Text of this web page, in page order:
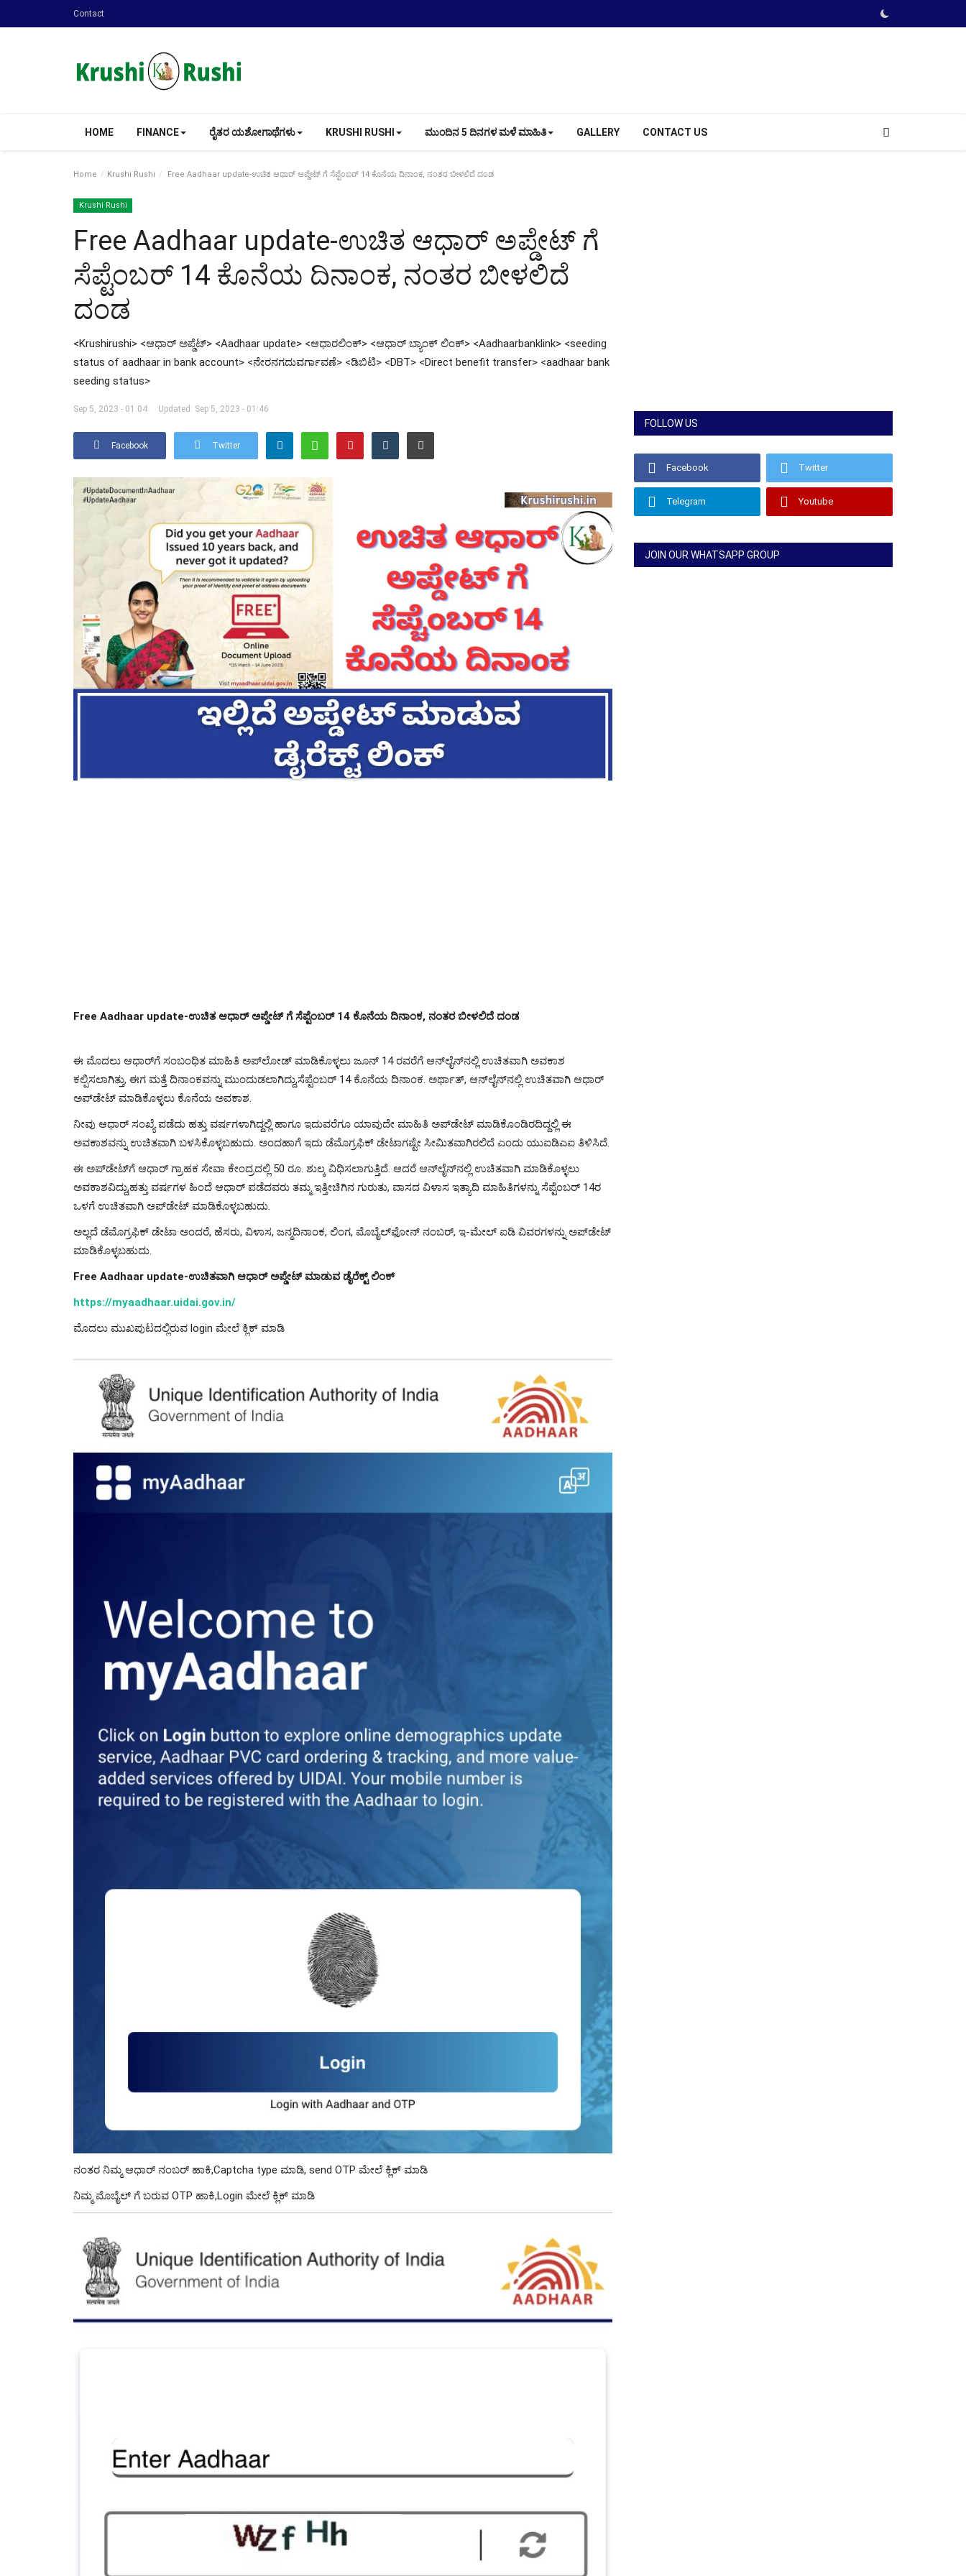
Contact
HOME FINANCE ರೈತರ ಯಶೋಗಾಥೆಗಳು KRUSHI RUSHI ಮುಂದಿನ 5 ದಿನಗಳ ಮಳೆ ಮಾಹಿತಿ GALLERY CONTACT US
Home Krushi Rushi Free Aadhaar update-ಉಚಿತ ಆಧಾರ್ ಅಪ್ಡೇಟ್ ಗೆ ಸೆಪ್ಟೆಂಬರ್ 14 ಕೊನೆಯ ದಿನಾಂಕ, ನಂತರ ಬೀಳಲಿದೆ ದಂಡ
Krushi Rushi
Free Aadhaar update-ಉಚಿತ ಆಧಾರ್ ಅಪ್ಡೇಟ್ ಗೆ
ಸೆಪ್ಟೆಂಬರ್ 14 ಕೊನೆಯ ದಿನಾಂಕ, ನಂತರ ಬೀಳಲಿದೆ
ದಂಡ
<Krushirushi> <ಆಧಾರ್ ಅಪ್ಡೆಟ್> <Aadhaar update> <ಆಧಾರಲಿಂಕ್> <ಆಧಾರ್ ಬ್ಯಾಂಕ್ ಲಿಂಕ್> <Aadhaarbanklink> <seeding
status of aadhaar in bank account> <ನೇರನಗದುವರ್ಗಾವಣೆ> <ಡಿಬಿಟಿ> <DBT> <Direct benefit transfer> <aadhaar bank
seeding status>
Sep 5, 2023 - 01:04 Updated: Sep 5, 2023 - 01:46
Facebook Twitter
Free Aadhaar update-ಉಚಿತ ಆಧಾರ್ ಅಪ್ಡೇಟ್ ಗೆ ಸೆಪ್ಟೆಂಬರ್ 14 ಕೊನೆಯ ದಿನಾಂಕ, ನಂತರ ಬೀಳಲಿದೆ ದಂಡ
ಈ ಮೊದಲು ಆಧಾರ್​ಗೆ ಸಂಬಂಧಿತ ಮಾಹಿತಿ ಅಪ್​ಲೋಡ್​ ಮಾಡಿಕೊಳ್ಳಲು ಜೂನ್ 14 ರವರೆಗೆ ಆನ್​ಲೈನ್​ನಲ್ಲಿ ಉಚಿತವಾಗಿ ಅವಕಾಶ
ಕಲ್ಪಿಸಲಾಗಿತ್ತು, ಈಗ ಮತ್ತೆ ದಿನಾಂಕವನ್ನು ಮುಂದುಡಲಾಗಿದ್ದು,ಸೆಪ್ಟೆಂಬರ್ 14 ಕೊನೆಯ ದಿನಾಂಕ. ಅರ್ಥಾತ್, ಆನ್​ಲೈನ್​ನಲ್ಲಿ ಉಚಿತವಾಗಿ ಆಧಾರ್​
ಅಪ್​ಡೇಟ್​ ಮಾಡಿಕೊಳ್ಳಲು ಕೊನೆಯ ಅವಕಾಶ.
ನೀವು ಆಧಾರ್​ ಸಂಖ್ಯೆ ಪಡೆದು ಹತ್ತು ವರ್ಷಗಳಾಗಿದ್ದಲ್ಲಿ ಹಾಗೂ ಇದುವರೆಗೂ ಯಾವುದೇ ಮಾಹಿತಿ ಅಪ್​ಡೇಟ್ ಮಾಡಿಕೊಂಡಿರದಿದ್ದಲ್ಲಿ ಈ
ಅವಕಾಶವನ್ನು ಉಚಿತವಾಗಿ ಬಳಸಿಕೊಳ್ಳಬಹುದು. ಅಂದಹಾಗೆ ಇದು ಡೆಮೊಗ್ರಫಿಕ್​ ಡೇಟಾಗಷ್ಟೇ ಸೀಮಿತವಾಗಿರಲಿದೆ ಎಂದು ಯುಐಡಿಎಐ ತಿಳಿಸಿದೆ.
ಈ ಅಪ್​ಡೇಟ್​ಗೆ ಆಧಾರ್​ ಗ್ರಾಹಕ ಸೇವಾ ಕೇಂದ್ರದಲ್ಲಿ 50 ರೂ. ಶುಲ್ಕ ವಿಧಿಸಲಾಗುತ್ತಿದೆ. ಆದರೆ ಆನ್​ಲೈನ್​ನಲ್ಲಿ ಉಚಿತವಾಗಿ ಮಾಡಿಕೊಳ್ಳಲು
ಅವಕಾಶವಿದ್ದು,ಹತ್ತು ವರ್ಷಗಳ ಹಿಂದೆ ಆಧಾರ್​ ಪಡೆದವರು ತಮ್ಮ ಇತ್ತೀಚಿಗಿನ ಗುರುತು, ವಾಸದ ವಿಳಾಸ ಇತ್ಯಾದಿ ಮಾಹಿತಿಗಳನ್ನು ಸೆಪ್ಟೆಂಬರ್ 14ರ
ಒಳಗೆ ಉಚಿತವಾಗಿ ಅಪ್​​ಡೇಟ್ ಮಾಡಿಕೊಳ್ಳಬಹುದು.
ಅಲ್ಲದೆ ಡೆಮೊಗ್ರಫಿಕ್ ಡೇಟಾ ಅಂದರೆ, ಹೆಸರು, ವಿಳಾಸ, ಜನ್ಮದಿನಾಂಕ, ಲಿಂಗ, ಮೊಬೈಲ್​ಫೋನ್​ ನಂಬರ್, ಇ-ಮೇಲ್ ಐಡಿ ವಿವರಗಳನ್ನು ಅಪ್​ಡೇಟ್
ಮಾಡಿಕೊಳ್ಳಬಹುದು.
Free Aadhaar update-ಉಚಿತವಾಗಿ ಆಧಾರ್ ಅಪ್ಡೇಟ್ ಮಾಡುವ ಡೈರೆಕ್ಟ್ ಲಿಂಕ್
https://myaadhaar.uidai.gov.in/
ಮೊದಲು ಮುಖಪುಟದಲ್ಲಿರುವ login ಮೇಲೆ ಕ್ಲಿಕ್ ಮಾಡಿ
ನಂತರ ನಿಮ್ಮ ಆಧಾರ್ ನಂಬರ್ ಹಾಕಿ,Captcha type ಮಾಡಿ, send OTP ಮೇಲೆ ಕ್ಲಿಕ್ ಮಾಡಿ
ನಿಮ್ಮ ಮೊಬೈಲ್ ಗೆ ಬರುವ OTP ಹಾಕಿ,Login ಮೇಲೆ ಕ್ಲಿಕ್ ಮಾಡಿ
FOLLOW US
Facebook Twitter
Telegram Youtube
JOIN OUR WHATSAPP GROUP